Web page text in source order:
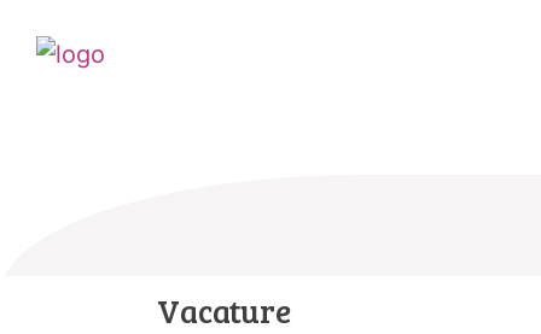
Vacature